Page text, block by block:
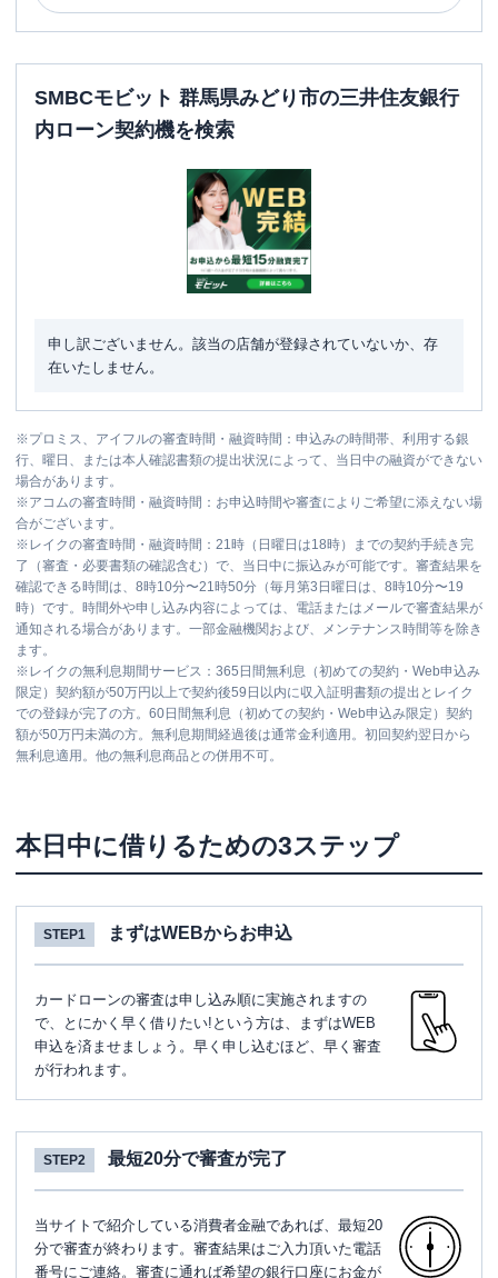
SMBCモビット 群馬県みどり市の三井住友銀行
内ローン契約機を検索
申し訳ございません。該当の店舗が登録されていないか、存
在いたしません。
※プロミス、アイフルの審査時間・融資時間：申込みの時間帯、利用する銀
行、曜日、または本人確認書類の提出状況によって、当日中の融資ができない
場合があります。
※アコムの審査時間・融資時間：お申込時間や審査によりご希望に添えない場
合がございます。
※ レイクの審査時間・融資時間：21時（日曜日は18時）までの契約手続き完
了（審査・必要書類の確認含む）で、当日中に振込みが可能です。審査結果を
確認できる時間は、8時10分〜21時50分（毎月第3日曜日は、8時10分〜19
時）です。時間外や申し込み内容によっては、電話またはメールで審査結果が
通知される場合があります。一部金融機関および、メンテナンス時間等を除き
ます。
※ レイクの無利息期間サービス：365日間無利息（初めての契約・Web申込み
限定）契約額が50万円以上で契約後59日以内に収入証明書類の提出とレイク
での登録が完了の方。60日間無利息（初めての契約・Web申込み限定）契約
額が50万円未満の方。無利息期間経過後は通常金利適用。初回契約翌日から
無利息適用。他の無利息商品との併用不可。
本日中に借りるための3ステップ
STEP1 まずはWEBからお申込
カードローンの審査は申し込み順に実施されますの
で、とにかく早く借りたい!という方は、まずはWEB
申込を済ませましょう。早く申し込むほど、早く審査
が行われます。
STEP2 最短20分で審査が完了
当サイトで紹介している消費者金融であれば、最短20
分で審査が終わります。審査結果はご入力頂いた電話
番号にご連絡。審査に通れば希望の銀行口座にお金が